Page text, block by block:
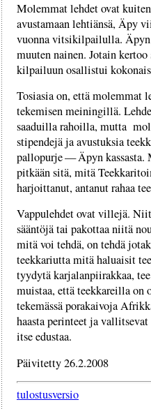
Molemmat lehdet ovat
avustamaan lehtiänsä, Äpy
vuonna vitsikilpailulla.
muuten nainen. Jotain
kilpailuun osallistui
Tosiasia on, että molemmat
tekemisen meiningillä.
saaduilla rahoilla, mutta
stipendejä ja avustuksia
pallopurje — Äpyn kassasta.
pitkään sitä, mitä
harjoittanut, antanut rahaa
Vappulehdet ovat villejä.
sääntöjä tai pakottaa niitä
mitä voi tehdä, on tehdä
teekkariutta mitä haluaisit
tyydytä karjalanpiirakkaa,
muistaa, että teekkareilla on
tekemässä porakaivoja
haasta perinteet ja
itse edustaa.
Päivitetty 26.2.2008
tulostusversio